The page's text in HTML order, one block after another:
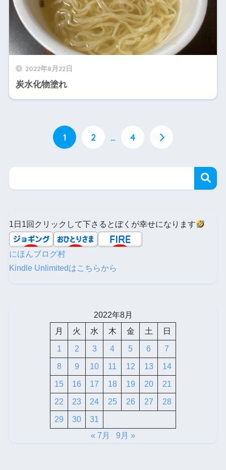
2022年8月22日
炭水化物塗れ
1 2 … 4
1日1回クリックして下さるとぼくが幸せになります
にほんブログ村
Kindle Unlimitedはこちらから
2022年8月
月
火 水 木 金 土 日
1 2 3 4 5 6 7
8 9 10 11 12 13 14
15 16 17 18 19 20 21
22 23 24 25 26 27 28
29 30
31
« 7月
9月 »